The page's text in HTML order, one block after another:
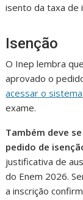
isento da taxa de
Isenção
O Inep lembra
aprovado o
acessar o
exame.
Também deve
pedido de
justificativa de
do Enem 2026.
a inscrição